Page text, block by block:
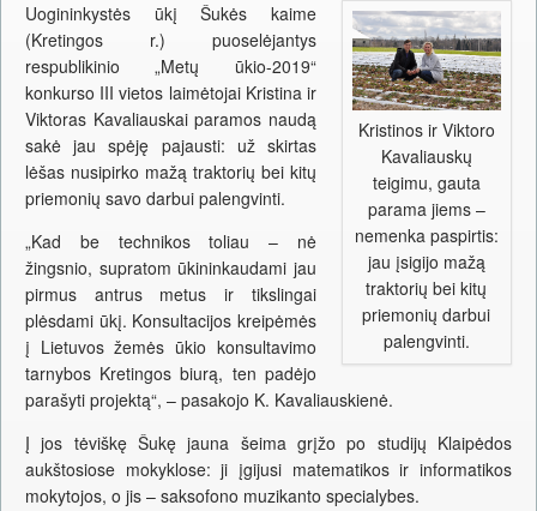
Kristinos ir Viktoro
Kavaliauskų
teigimu, gauta
parama jiems –
nemenka paspirtis:
jau įsigijo mažą
traktorių bei kitų
priemonių darbui
palengvinti.
Uogininkystės ūkį Šukės kaime
(Kretingos r.) puoselėjantys
respublikinio „Metų ūkio-2019“
konkurso III vietos laimėtojai Kristina ir
Viktoras Kavaliauskai paramos naudą
sakė jau spėję pajausti: už skirtas
lėšas nusipirko mažą traktorių bei kitų
priemonių savo darbui palengvinti.
„Kad be technikos toliau – nė
žingsnio, supratom ūkininkaudami jau
pirmus antrus metus ir tikslingai
plėsdami ūkį. Konsultacijos kreipėmės
į Lietuvos žemės ūkio konsultavimo
tarnybos Kretingos biurą, ten padėjo
parašyti projektą“, – pasakojo K. Kavaliauskienė.
Į jos tėviškę Šukę jauna šeima grįžo po studijų Klaipėdos
aukštosiose mokyklose: ji įgijusi matematikos ir informatikos
mokytojos, o jis – saksofono muzikanto specialybes.